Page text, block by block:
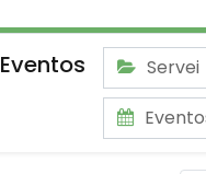
Eventos Servei